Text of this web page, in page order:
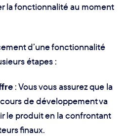
la fonctionnalité au moment
d’une fonctionnalité
étapes :
: Vous vous assurez que la
de développement va
le produit en la confrontant
finaux.